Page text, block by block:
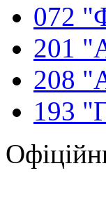
072
201
208
193